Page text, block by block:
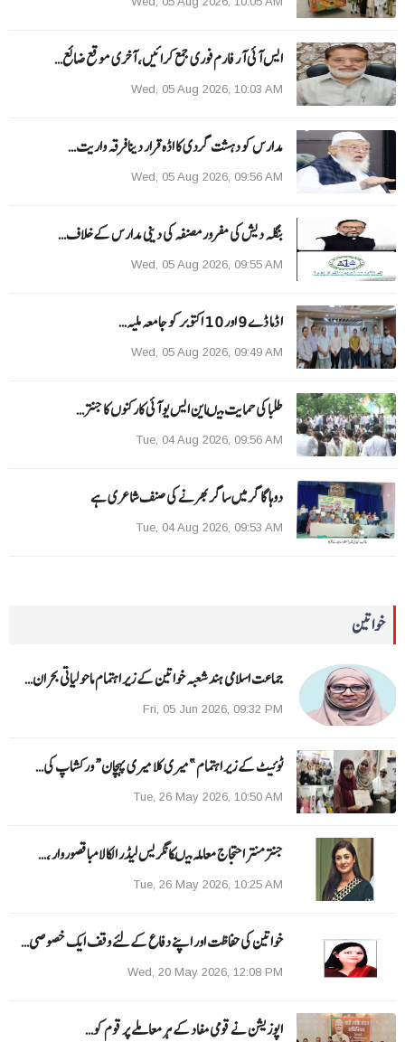
ایس آئی آر فارم فوری جمع کرائیں، آخری موقع ضائع…
Wed, 05 Aug 2026, 10:03 AM
مدارس کو دہشت گردی کا اڈہ قرار دینا فرقہ واریت…
Wed, 05 Aug 2026, 09:56 AM
بنگلہ دیش کی مفرور مصنفہ کی دینی مدارس کے خلاف…
Wed, 05 Aug 2026, 09:55 AM
ا ڈما ڈے 9 اور 10 اکتوبر کو جامعہ ملیہ…
Wed, 05 Aug 2026, 09:49 AM
طلبا کی حمایت میںاین ایس یو آئی کارکنوں کا جنتر…
Tue, 04 Aug 2026, 09:56 AM
دوہا گاگر میں ساگر بھرنے کی صنف شاعری ہے
Tue, 04 Aug 2026, 09:53 AM
خواتین
جماعت اسلامی ہند شعبہ خواتین کے زیر اہتمام ماحولیاتی بحران…
Fri, 05 Jun 2026, 09:32 PM
ٹوئیٹ کے زیر اہتمام ”میری کلا میری پہچان“ ورکشاپ کی…
Tue, 26 May 2026, 10:50 AM
جنتر منتر احتجاج معاملہ میںکانگریس لیڈر الکا لامبا قصوروار ،…
Tue, 26 May 2026, 10:25 AM
خواتین کی حفاظت اور اپنے دفاع کےلئے وقف ایک خصوصی…
Wed, 20 May 2026, 12:08 PM
اپوزیشن نے قومی مفاد کے ہر معاملے پر قوم کو…